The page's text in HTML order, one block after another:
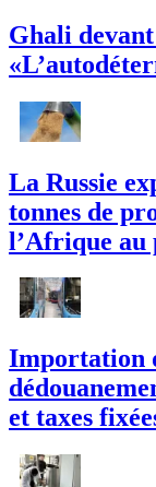
Ghali
La Russie
tonnes de
l’Afrique au
Importation
et taxes